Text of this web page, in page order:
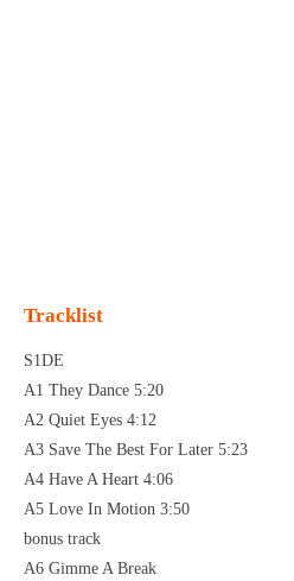
Tracklist
S1DE
A1 They Dance 5:20
A2 Quiet Eyes 4:12
A3 Save The Best For Later 5:23
A4 Have A Heart 4:06
A5 Love In Motion 3:50
bonus track
A6 Gimme A Break